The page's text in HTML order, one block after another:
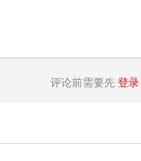
评论前需要先 登录